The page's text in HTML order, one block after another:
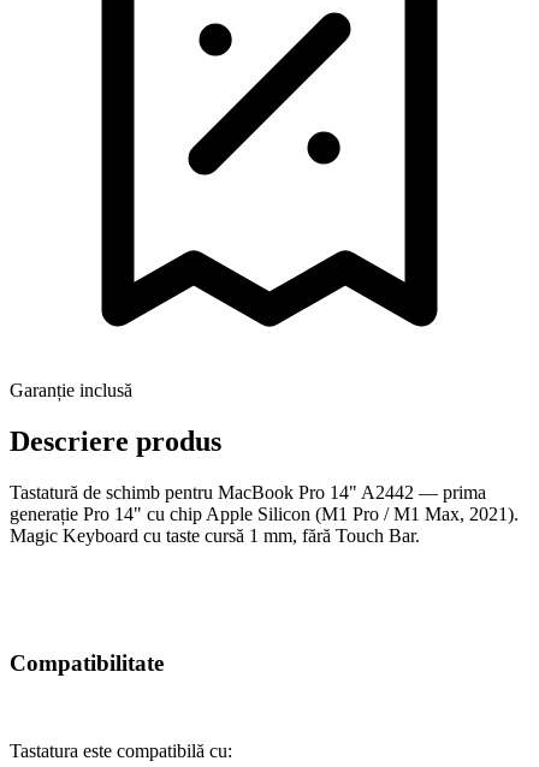
Garanție inclusă
Descriere produs
Tastatură de schimb pentru MacBook Pro 14" A2442 — prima
generație Pro 14" cu chip Apple Silicon (M1 Pro / M1 Max, 2021).
Magic Keyboard cu taste cursă 1 mm, fără Touch Bar.
Compatibilitate
Tastatura este compatibilă cu: